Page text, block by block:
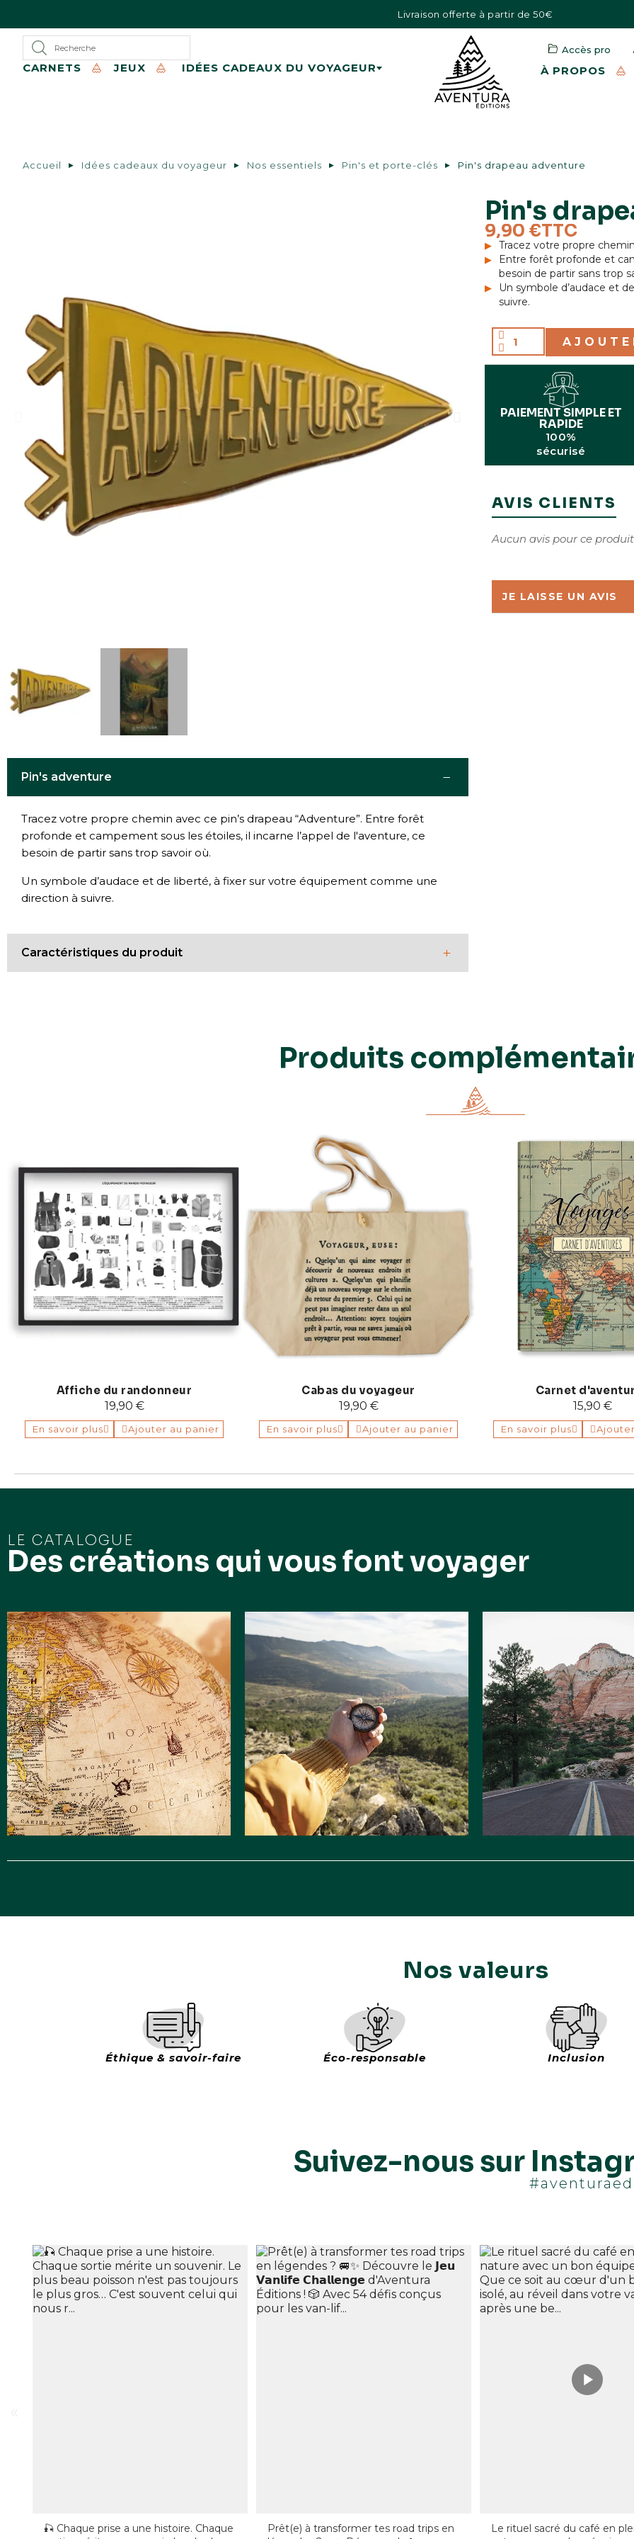
Livraison offerte à partir de 50€
CARNETS JEUX IDÉES CADEAUX DU VOYAGEUR
Accès pro
À PROPOS
Accueil Idées cadeaux du voyageur Nos essentiels Pin's et porte-clés Pin's drapeau adventure
Pin's adventure −
Tracez votre propre chemin avec ce pin’s drapeau “Adventure”. Entre forêt
profonde et campement sous les étoiles, il incarne l’appel de l'aventure, ce
besoin de partir sans trop savoir où.
Un symbole d’audace et de liberté, à fixer sur votre équipement comme une
direction à suivre.
Caractéristiques du produit +
Pin's
9,90 €TTC
Tracez votre propre
Entre forêt profonde et
besoin de partir sans trop
Un symbole d’audace et
suivre.
PAIEMENT SIMPLE ET
RAPIDE
100%
sécurisé
AVIS CLIENTS
Aucun avis pour ce
JE LAISSE UN AVIS
Produits
Affiche du randonneur
19,90 €
En savoir plus Ajouter au panier
Cabas du voyageur
19,90 €
En savoir plus Ajouter au panier
Carnet
15,90 €
En savoir plus
LE CATALOGUE
Des créations qui vous font voyager
Nos valeurs
Éthique & savoir-faire Éco-responsable Inclusion
Suivez-nous sur
🎣 Chaque prise a une histoire. Chaque
Prêt(e) à transformer tes road trips en
Le rituel sacré du café en